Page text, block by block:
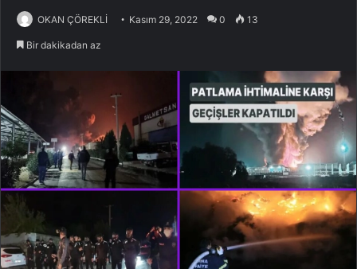
OKAN ÇÖREKLİ Kasım 29, 2022 0 13
Bir dakikadan az